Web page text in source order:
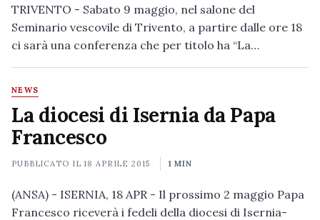
TRIVENTO - Sabato 9 maggio, nel salone del
Seminario vescovile di Trivento, a partire dalle ore 18
ci sarà una conferenza che per titolo ha “La…
NEWS
La diocesi di Isernia da Papa
Francesco
PUBBLICATO IL18 APRILE 2015 1 MIN
(ANSA) - ISERNIA, 18 APR - Il prossimo 2 maggio Papa
Francesco riceverà i fedeli della diocesi di Isernia-